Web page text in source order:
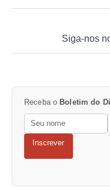
Siga-nos
Receba o Boletim do
Inscrever